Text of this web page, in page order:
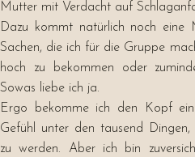
Mutter mit Verdacht auf
Dazu kommt natürlich noch eine
Sachen, die ich für die Gruppe
hoch zu bekommen oder
Sowas liebe ich ja.
Ergo bekomme ich den Kopf
Gefühl unter den tausend
zu werden. Aber ich bin